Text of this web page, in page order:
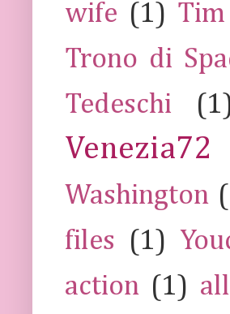
wife (1)
Trono di
Tedeschi
Venezia72
Washington
files
(1)
action (1)